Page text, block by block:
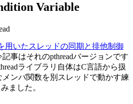
Variable
用いたスレッドの同期と排他制御
事はそれのpthreadバージョンです
ライブラリ自体はC言語から扱
メンバ関数を別スレッドで動かす練
ました。